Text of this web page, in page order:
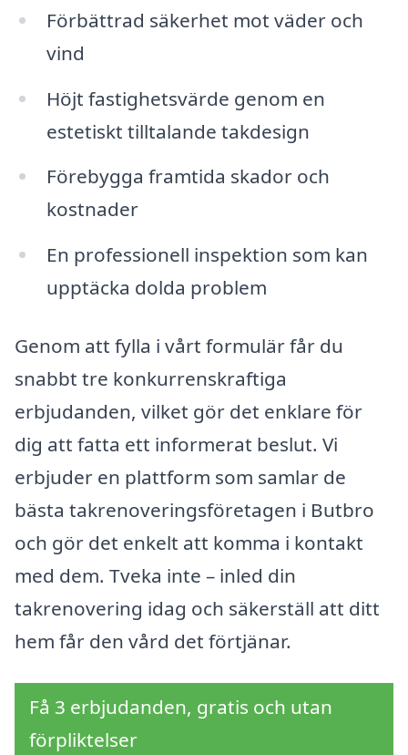
Förbättrad säkerhet mot väder och
vind
Höjt fastighetsvärde genom en
estetiskt tilltalande takdesign
Förebygga framtida skador och
kostnader
En professionell inspektion som kan
upptäcka dolda problem
Genom att fylla i vårt formulär får du
snabbt tre konkurrenskraftiga
erbjudanden, vilket gör det enklare för
dig att fatta ett informerat beslut. Vi
erbjuder en plattform som samlar de
bästa takrenoveringsföretagen i Butbro
och gör det enkelt att komma i kontakt
med dem. Tveka inte – inled din
takrenovering idag och säkerställ att ditt
hem får den vård det förtjänar.
Få 3 erbjudanden, gratis och utan
förpliktelser